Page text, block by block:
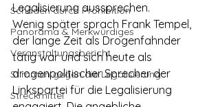
Schäden durch Prohibition
Panorama & Merkwürdiges
Veranstaltungsbericht
Stimmen gegen die Legalisierung
Streckmittel
Legalisierung aussprechen.
Wenig später sprach Frank Tempel,
der lange Zeit als Drogenfahnder
tätig war und sich heute als
drogenpolitischer Sprecher der
Linkspartei für die Legalisierung